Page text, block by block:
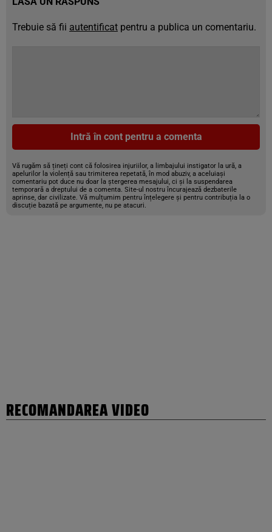
Trebuie să fii autentificat pentru a publica un comentariu.
Intră în cont pentru a comenta
Vă rugăm să țineți cont că folosirea injuriilor, a limbajului instigator la ură, a
apelurilor la violență sau trimiterea repetată, în mod abuziv, a aceluiași
comentariu pot duce nu doar la ștergerea mesajului, ci și la suspendarea
temporară a dreptului de a comenta. Site-ul nostru încurajează dezbaterile
aprinse, dar civilizate. Vă mulțumim pentru înțelegere și pentru contribuția la o
discuție bazată pe argumente, nu pe atacuri.
RECOMANDAREA VIDEO